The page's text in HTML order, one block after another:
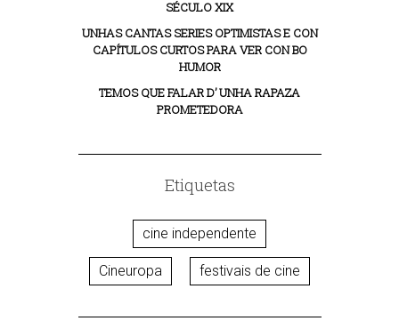
SÉCULO XIX
UNHAS CANTAS SERIES OPTIMISTAS E CON
CAPÍTULOS CURTOS PARA VER CON BO
HUMOR
TEMOS QUE FALAR D’ UNHA RAPAZA
PROMETEDORA
Etiquetas
cine independente
Cineuropa festivais de cine